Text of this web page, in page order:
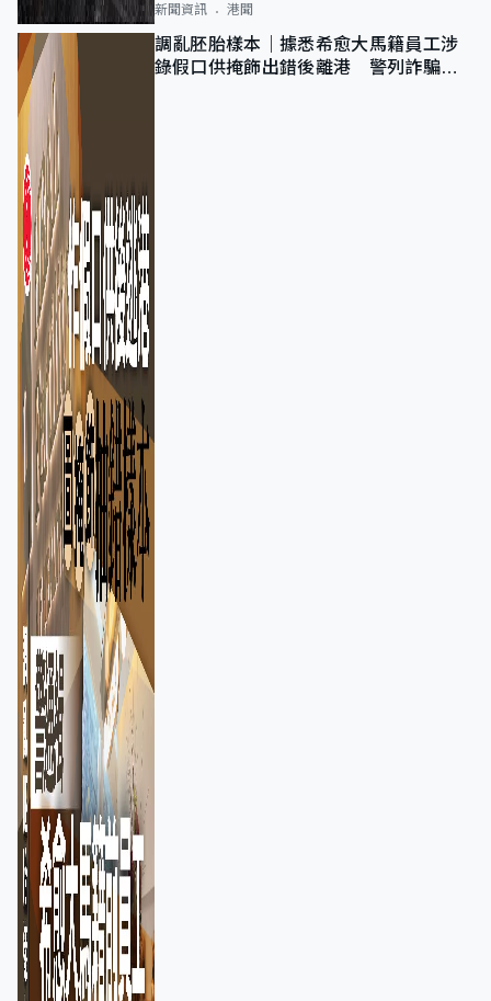
新聞資訊 港聞
調亂胚胎樣本｜據悉希愈大馬籍員工涉
錄假口供掩飾出錯後離港 警列詐騙